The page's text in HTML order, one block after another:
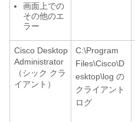
画面上での
その他のエ
ラー
Cisco Desktop
Administrator
（シック クラ
イアント）
C:\Program
Files\Cisco\D
esktop\log の
クライアント
ログ